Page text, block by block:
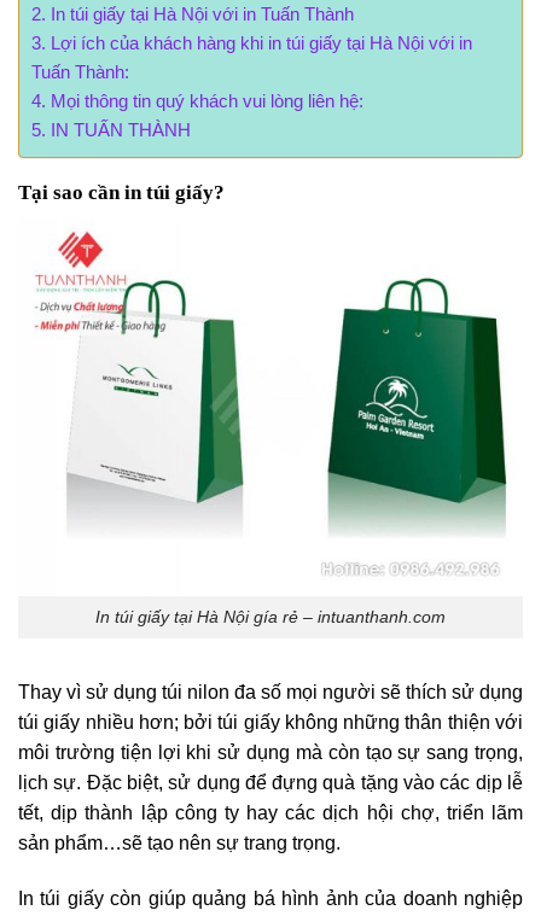
In túi giấy tại Hà Nội với in Tuấn Thành
Lợi ích của khách hàng khi in túi giấy tại Hà Nội với in
Tuấn Thành:
Mọi thông tin quý khách vui lòng liên hệ:
IN TUẤN THÀNH
Tại sao cần in túi giấy?
In túi giấy tại Hà Nội gía rẻ – intuanthanh.com
Thay vì sử dụng túi nilon đa số mọi người sẽ thích sử dụng
túi giấy nhiều hơn; bởi túi giấy không những thân thiện với
môi trường tiện lợi khi sử dụng mà còn tạo sự sang trọng,
lịch sự. Đặc biệt, sử dụng để đựng quà tặng vào các dịp lễ
tết, dịp thành lập công ty hay các dịch hội chợ, triển lãm
sản phẩm…sẽ tạo nên sự trang trọng.
In túi giấy còn giúp quảng bá hình ảnh của doanh nghiệp